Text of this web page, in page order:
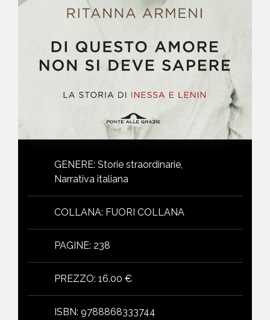
GENERE: Storie straordinarie,
Narrativa italiana
COLLANA: FUORI COLLANA
PAGINE: 238
PREZZO: 16.00 €
ISBN: 9788868333744